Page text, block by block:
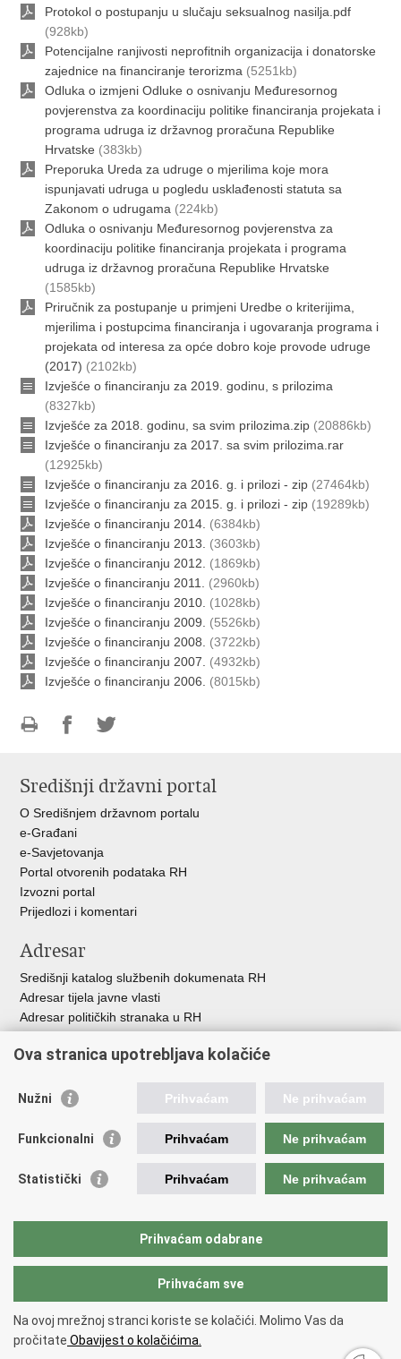
Protokol o postupanju u slučaju seksualnog nasilja.pdf
(928kb)
Potencijalne ranjivosti neprofitnih organizacija i donatorske
zajednice na financiranje terorizma (5251kb)
Odluka o izmjeni Odluke o osnivanju Međuresornog
povjerenstva za koordinaciju politike financiranja projekata i
programa udruga iz državnog proračuna Republike
Hrvatske (383kb)
Preporuka Ureda za udruge o mjerilima koje mora
ispunjavati udruga u pogledu usklađenosti statuta sa
Zakonom o udrugama (224kb)
Odluka o osnivanju Međuresornog povjerenstva za
koordinaciju politike financiranja projekata i programa
udruga iz državnog proračuna Republike Hrvatske
(1585kb)
Priručnik za postupanje u primjeni Uredbe o kriterijima,
mjerilima i postupcima financiranja i ugovaranja programa i
projekata od interesa za opće dobro koje provode udruge
(2017) (2102kb)
Izvješće o financiranju za 2019. godinu, s prilozima
(8327kb)
Izvješće za 2018. godinu, sa svim prilozima.zip (20886kb)
Izvješće o financiranju za 2017. sa svim prilozima.rar
(12925kb)
Izvješće o financiranju za 2016. g. i prilozi - zip (27464kb)
Izvješće o financiranju za 2015. g. i prilozi - zip (19289kb)
Izvješće o financiranju 2014. (6384kb)
Izvješće o financiranju 2013.
(3603kb)
Izvješće o financiranju 2012.
(1869kb)
Izvješće o financiranju 2011.
(2960kb)
Izvješće o financiranju 2010. (1028kb)
Izvješće o financiranju 2009.
(5526kb)
Izvješće o financiranju 2008.
(3722kb)
Izvješće o financiranju 2007.
(4932kb)
Izvješće o financiranju 2006.
(8015kb)
FacebookuTwitteru
Središnji državni portal
O Središnjem državnom portalu
e-Građani
e-Savjetovanja
Portal otvorenih podataka RH
Izvozni portal
Prijedlozi i komentari
Adresar
Središnji katalog službenih dokumenata RH
Adresar tijela javne vlasti
Adresar političkih stranaka u RH
Besplatni telefoni javne uprave
Važne poveznice
Vlada Republike Hrvatske
Registar neprofitnih organizacija
Nacionalna zaklada za razvoj civilnoga društva
Copyright © 2026 Ured za udruge.
pristupačnosti
Ova stranica upotrebljava kolačiće
Nužni Prihvaćam Ne prihvaćam
Funkcionalni Prihvaćam Ne prihvaćam
Statistički Prihvaćam Ne prihvaćam
Prihvaćam odabrane
Prihvaćam sve
Na ovoj mrežnoj stranci koriste se kolačići. Molimo Vas da
pročitate Obavijest o kolačićima.